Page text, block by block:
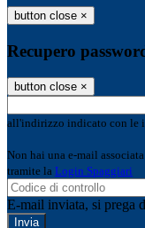
button close ×
Recupero
button close ×
all'indirizzo indicato con le
Non hai una e-mail
tramite la Login Spaggiari
E-mail inviata, si prega